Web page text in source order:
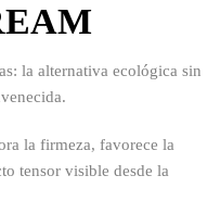
la alternativa ecológica sin
la firmeza, favorece la
tensor visible desde la